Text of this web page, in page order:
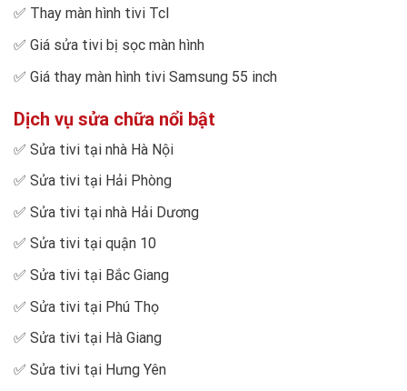
✅ Thay màn hình tivi Tcl
✅ Giá sửa tivi bị sọc màn hình
✅ Giá thay màn hình tivi Samsung 55 inch
Dịch vụ sửa chữa nổi bật
✅ Sửa tivi tại nhà Hà Nội
✅ Sửa tivi tại Hải Phòng
✅ Sửa tivi tại nhà Hải Dương
✅ Sửa tivi tại quận 10
✅ Sửa tivi tại Bắc Giang
✅ Sửa tivi tại Phú Thọ
✅ Sửa tivi tại Hà Giang
✅ Sửa tivi tại Hưng Yên